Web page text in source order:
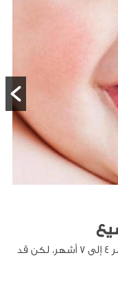
تظهر الأسنان الأولى عند الرضع عادة في عمر 4 إلى 7 أشهر، لكن قد